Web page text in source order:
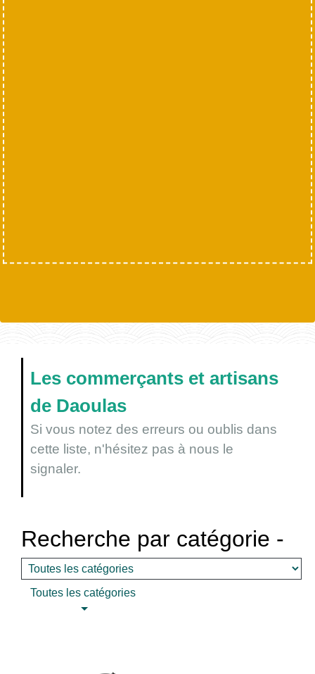
Les commerçants et artisans
de Daoulas
Si vous notez des erreurs ou oublis dans
cette liste, n'hésitez pas à nous le
signaler.
Recherche par catégorie -
Toutes les catégories